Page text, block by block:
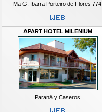
Ma G. Ibarra Porteiro de Flores 774
APART HOTEL MILENIUM
Paraná y Caseros